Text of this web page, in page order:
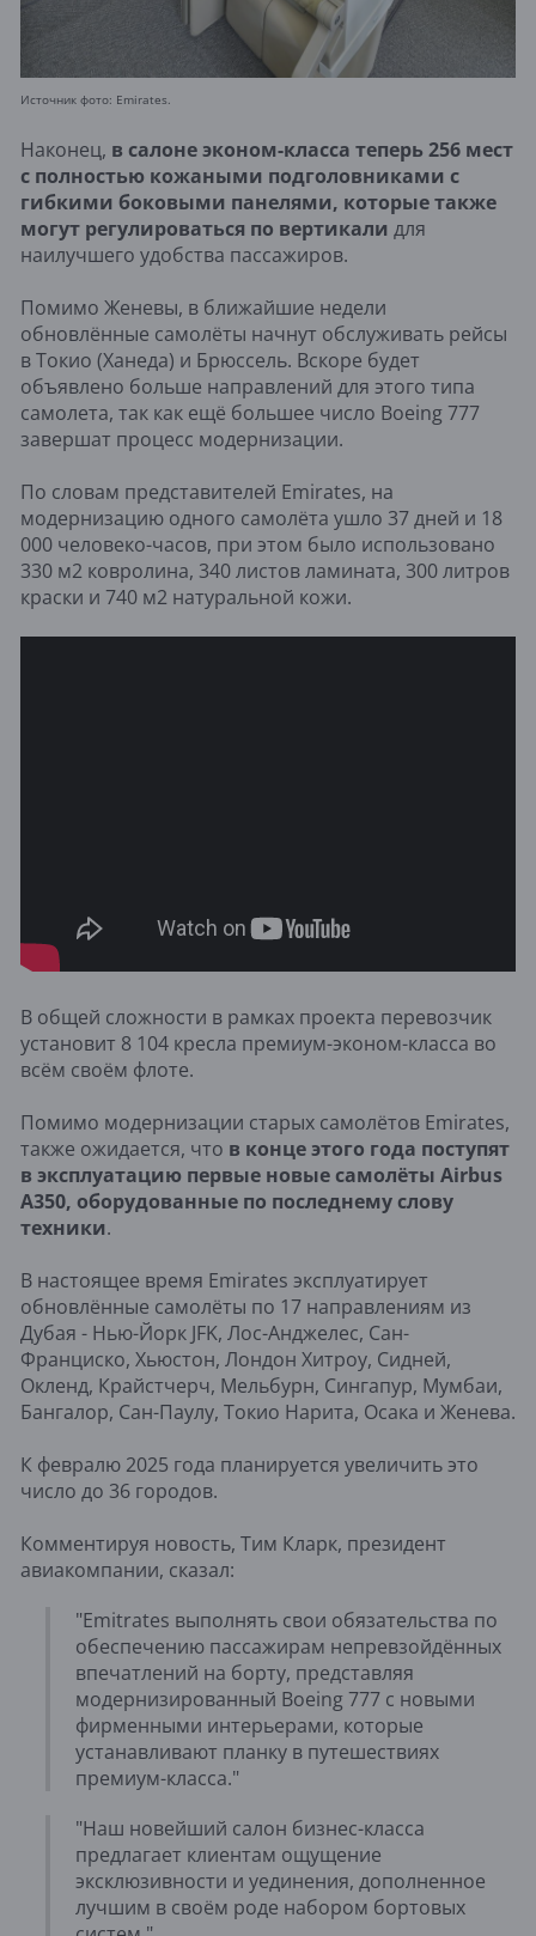
Источник фото: Emirates.
Наконец, в салоне эконом-класса теперь 256 мест
с полностью кожаными подголовниками с
гибкими боковыми панелями, которые также
могут регулироваться по вертикали для
наилучшего удобства пассажиров.
Помимо Женевы, в ближайшие недели
обновлённые самолёты начнут обслуживать рейсы
в Токио (Ханеда) и Брюссель. Вскоре будет
объявлено больше направлений для этого типа
самолета, так как ещё большее число Boeing 777
завершат процесс модернизации.
По словам представителей Emirates, на
модернизацию одного самолёта ушло 37 дней и 18
000 человеко-часов, при этом было использовано
330 м2 ковролина, 340 листов ламината, 300 литров
краски и 740 м2 натуральной кожи.
В общей сложности в рамках проекта перевозчик
установит 8 104 кресла премиум-эконом-класса во
всём своём флоте.
Помимо модернизации старых самолётов Emirates,
также ожидается, что в конце этого года поступят
в эксплуатацию первые новые самолёты Airbus
A350, оборудованные по последнему слову
техники.
В настоящее время Emirates эксплуатирует
обновлённые самолёты по 17 направлениям из
Дубая - Нью-Йорк JFK, Лос-Анджелес, Сан-
Франциско, Хьюстон, Лондон Хитроу, Сидней,
Окленд, Крайстчерч, Мельбурн, Сингапур, Мумбаи,
Бангалор, Сан-Паулу, Токио Нарита, Осака и Женева.
К февралю 2025 года планируется увеличить это
число до 36 городов.
Комментируя новость, Тим Кларк, президент
авиакомпании, сказал:
"Emitrates выполнять свои обязательства по
обеспечению пассажирам непревзойдённых
впечатлений на борту, представляя
модернизированный Boeing 777 с новыми
фирменными интерьерами, которые
устанавливают планку в путешествиях
премиум-класса."
"Наш новейший салон бизнес-класса
предлагает клиентам ощущение
эксклюзивности и уединения, дополненное
лучшим в своём роде набором бортовых